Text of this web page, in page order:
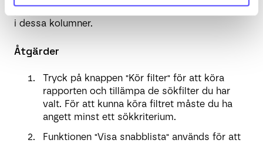
projekten under tidsramen för datafiltret som visas
i dessa kolumner.
Åtgärder
Tryck på knappen "Kör filter" för att köra
rapporten och tillämpa de sökfilter du har
valt. För att kunna köra filtret måste du ha
angett minst ett sökkriterium.
Funktionen "Visa snabblista" används för att